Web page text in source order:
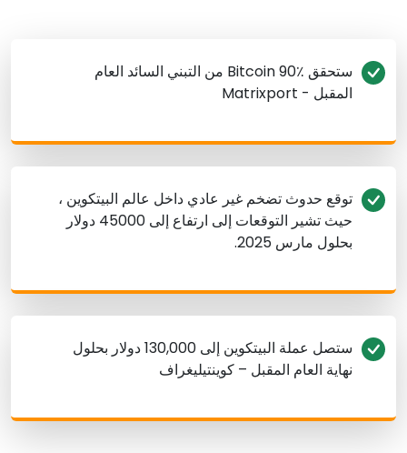
ستحقق Bitcoin 90٪ من التبني السائد العام
المقبل - Matrixport
توقع حدوث تضخم غير عادي داخل عالم البيتكوين ،
حيث تشير التوقعات إلى ارتفاع إلى 45000 دولار
بحلول مارس 2025.
ستصل عملة البيتكوين إلى 130,000 دولار بحلول
نهاية العام المقبل – كوينتيليغراف